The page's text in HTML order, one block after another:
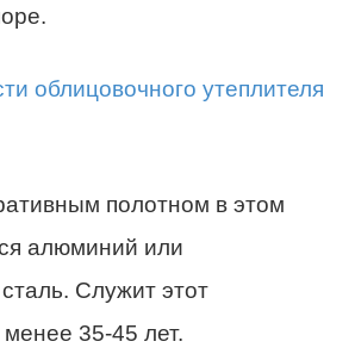
полотном в этом
алюминий или
Служит этот
35-45 лет.